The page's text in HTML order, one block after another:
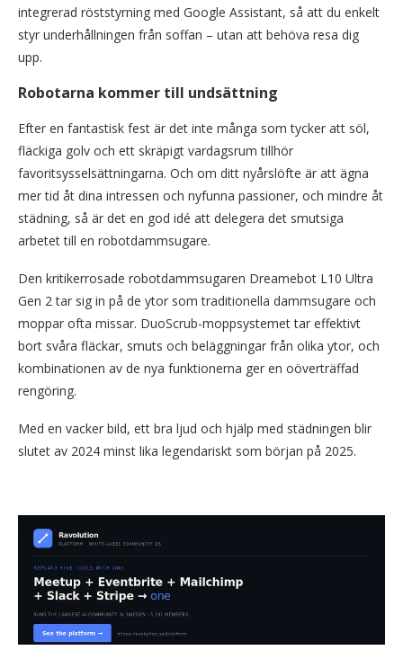
integrerad röststyrning med Google Assistant, så att du enkelt
styr underhållningen från soffan – utan att behöva resa dig
upp.
Robotarna kommer till undsättning
Efter en fantastisk fest är det inte många som tycker att söl,
fläckiga golv och ett skräpigt vardagsrum tillhör
favoritsysselsättningarna. Och om ditt nyårslöfte är att ägna
mer tid åt dina intressen och nyfunna passioner, och mindre åt
städning, så är det en god idé att delegera det smutsiga
arbetet till en robotdammsugare.
Den kritikerrosade robotdammsugaren Dreamebot L10 Ultra
Gen 2 tar sig in på de ytor som traditionella dammsugare och
moppar ofta missar. DuoScrub-moppsystemet tar effektivt
bort svåra fläckar, smuts och beläggningar från olika ytor, och
kombinationen av de nya funktionerna ger en oöverträffad
rengöring.
Med en vacker bild, ett bra ljud och hjälp med städningen blir
slutet av 2024 minst lika legendariskt som början på 2025.